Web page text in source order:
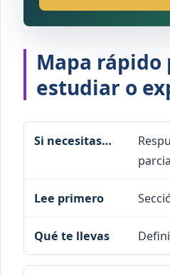
Mapa rápido
estudiar o
Si necesitas…